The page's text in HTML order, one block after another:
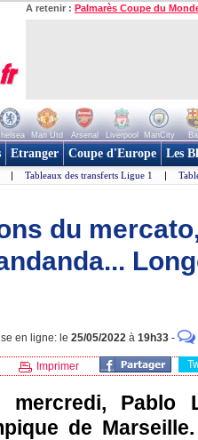
A retenir : Palmarès Coupe du
Man Utd Arsenal Liverpool ManCity
Etranger Coupe d'Europe Les
| Tableaux des transferts Ligue 1 |
du
en ligne: le 25/05/2022 à 19h33 -
Imprimer
Pablo
de